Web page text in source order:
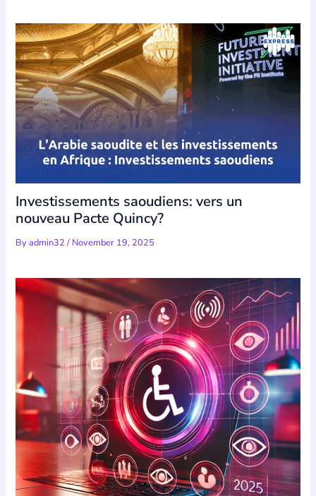
Investissements saoudiens: vers un
nouveau Pacte Quincy?
Byadmin32/ November 19, 2025